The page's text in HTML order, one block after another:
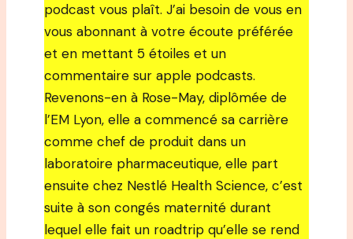
podcast vous plaît. J’ai besoin de vous en
vous abonnant à votre écoute préférée
et en mettant 5 étoiles et un
commentaire sur apple podcasts.
Revenons-en à Rose-May, diplômée de
l’EM Lyon, elle a commencé sa carrière
comme chef de produit dans un
laboratoire pharmaceutique, elle part
ensuite chez Nestlé Health Science, c’est
suite à son congés maternité durant
lequel elle fait un roadtrip qu’elle se rend